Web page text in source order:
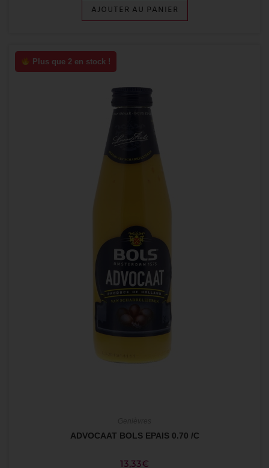
AJOUTER AU PANIER
Plus que 2 en stock !
ADVOCAAT BOLS EPAIS 0.70 /C
13,33€